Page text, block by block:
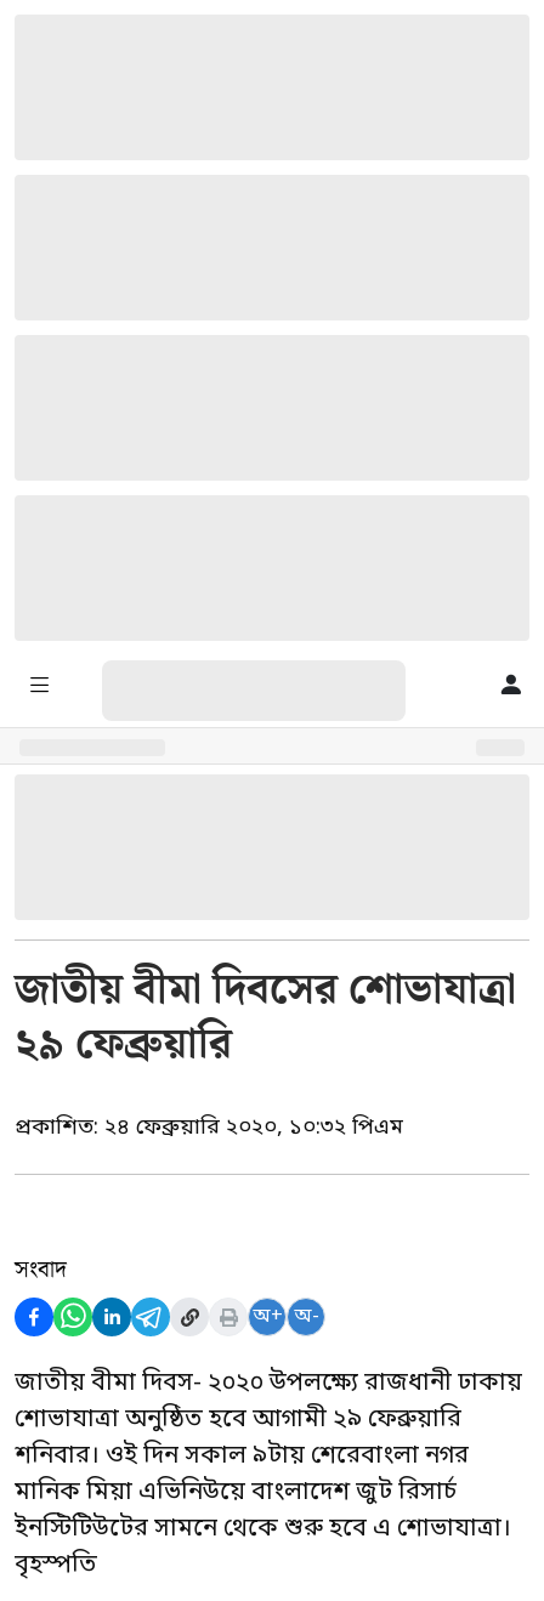
জাতীয় বীমা দিবসের শোভাযাত্রা
২৯ ফেব্রুয়ারি
প্রকাশিত: ২৪ ফেব্রুয়ারি ২০২০, ১০:৩২ পিএম
সংবাদ
অ+ অ-
জাতীয় বীমা দিবস- ২০২০ উপলক্ষ্যে রাজধানী ঢাকায়
শোভাযাত্রা অনুষ্ঠিত হবে আগামী ২৯ ফেব্রুয়ারি
শনিবার। ওই দিন সকাল ৯টায় শেরেবাংলা নগর
মানিক মিয়া এভিনিউয়ে বাংলাদেশ জুট রিসার্চ
ইনস্টিটিউটের সামনে থেকে শুরু হবে এ শোভাযাত্রা।
বৃহস্পতি